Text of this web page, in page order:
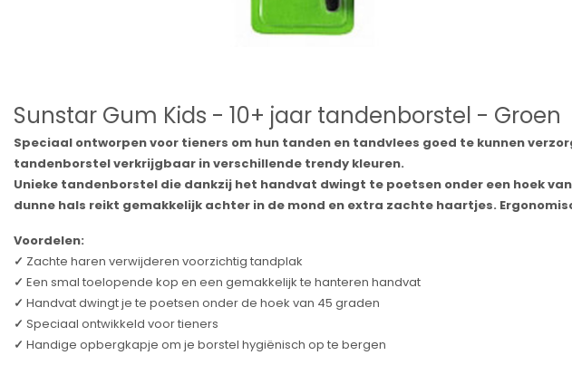
Sunstar Gum Kids - 10+ jaar tandenborstel - Groen
Speciaal ontworpen voor tieners om hun tanden en tandvlees goed te kunnen
tandenborstel verkrijgbaar in verschillende trendy kleuren.
Unieke tandenborstel die dankzij het handvat dwingt te poetsen onder een hoek
dunne hals reikt gemakkelijk achter in de mond en extra zachte haartjes.
Voordelen:
✓ Zachte haren verwijderen voorzichtig tandplak
✓ Een smal toelopende kop en een gemakkelijk te hanteren handvat
✓ Handvat dwingt je te poetsen onder de hoek van 45 graden
✓ Speciaal ontwikkeld voor tieners
✓ Handige opbergkapje om je borstel hygiënisch op te bergen